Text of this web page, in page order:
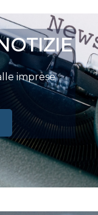
imprese